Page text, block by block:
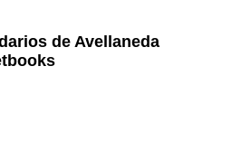
de Avellaneda